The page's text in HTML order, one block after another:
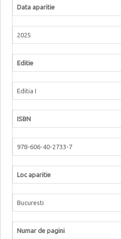
Data aparitie
2025
Editie
Editia I
ISBN
978-606-40-2733-7
Loc aparitie
Bucuresti
Numar de pagini